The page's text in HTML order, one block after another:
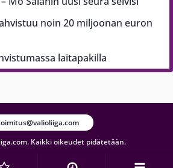
noin 20 miljoonan euron
laitapakilla
Kaikki oikeudet pidätetään.